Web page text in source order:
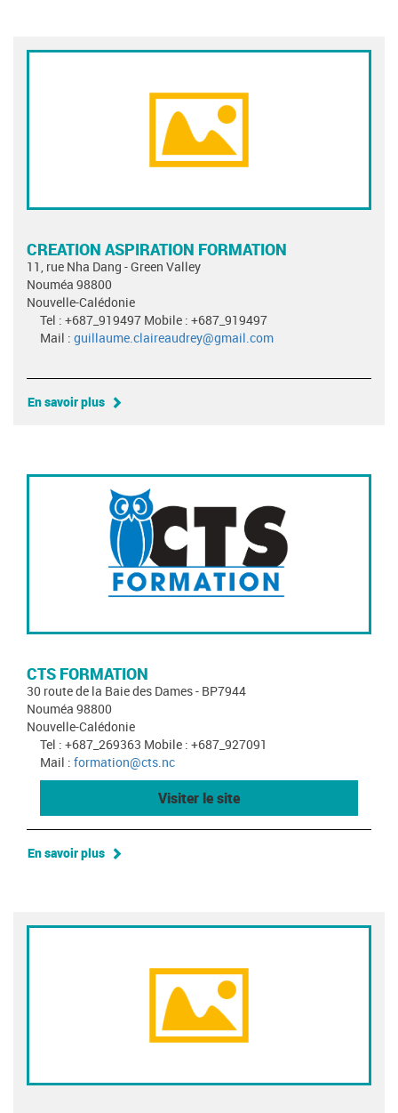
CREATION ASPIRATION FORMATION
11, rue Nha Dang - Green Valley
Nouméa 98800
Nouvelle-Calédonie
Tel : +687_919497 Mobile : +687_919497
Mail : guillaume.claireaudrey@gmail.com
En savoir plus
CTS FORMATION
30 route de la Baie des Dames - BP7944
Nouméa 98800
Nouvelle-Calédonie
Tel : +687_269363 Mobile : +687_927091
Mail : formation@cts.nc
Visiter le site
En savoir plus